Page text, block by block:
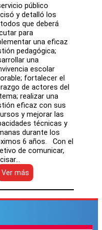
público
y detalló los
que deberá
para
una eficaz
pedagógica;
una
escolar
fortalecer el
de actores del
realizar una
eficaz con sus
y mejorar las
técnicas y
durante los
6 años. Con el
de comunicar,
Ver más
SLEP
Atacama
informa
su